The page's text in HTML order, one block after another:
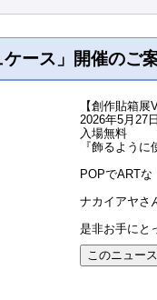
ース」開催のご
【創作貼箱
2026年5月27
入場無料
『飾るように
POPでARTな
ナカイアヤさ
是非お手にと